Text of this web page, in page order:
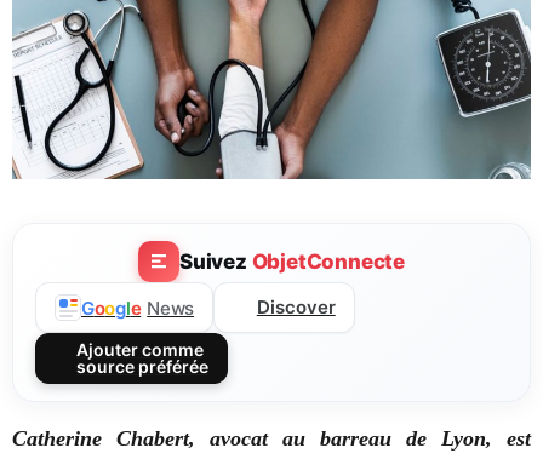
Suivez ObjetConnecte
Google News Discover
Ajouter comme
source préférée
Catherine Chabert, avocat au barreau de Lyon, est